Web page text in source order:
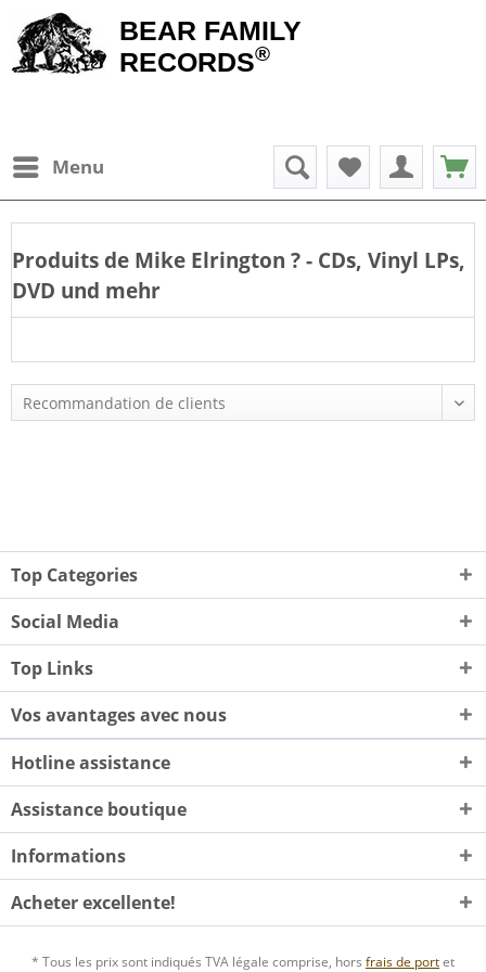
BEAR FAMILY
RECORDS®
Menu
Produits de Mike Elrington ? - CDs, Vinyl LPs,
DVD und mehr
Top Categories
Social Media
Top Links
Vos avantages avec nous
Hotline assistance
Assistance boutique
Informations
Acheter excellente!
* Tous les prix sont indiqués TVA légale comprise, hors frais de portet